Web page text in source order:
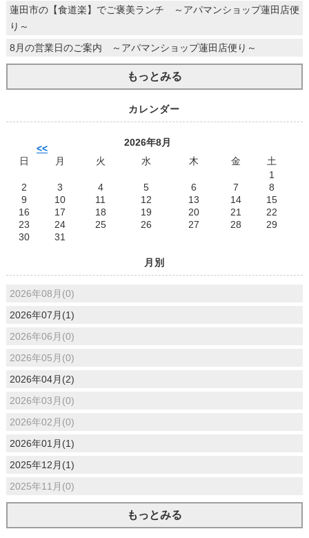
蓮田市の【食道楽】でご褒美ランチ ～アパマンショップ蓮田店便
り～
8月の営業日のご案内 ～アパマンショップ蓮田店便り～
もっとみる
カレンダー
<<
2026年8月
日
月 火 水 木 金
土
1
2
3 4 5 6 7
8
9
10 11 12 13 14
15
16
17 18 19 20 21
22
23
24 25 26 27 28
29
30
31
月別
2026年08月(0)
2026年07月(1)
2026年06月(0)
2026年05月(0)
2026年04月(2)
2026年03月(0)
2026年02月(0)
2026年01月(1)
2025年12月(1)
2025年11月(0)
もっとみる